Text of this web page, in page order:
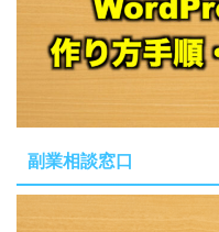
副業相談窓口